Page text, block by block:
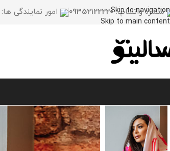
Skip to navigation
Skip to main content
شماره واتساپ:09352122220 امور نمایندگی ها: